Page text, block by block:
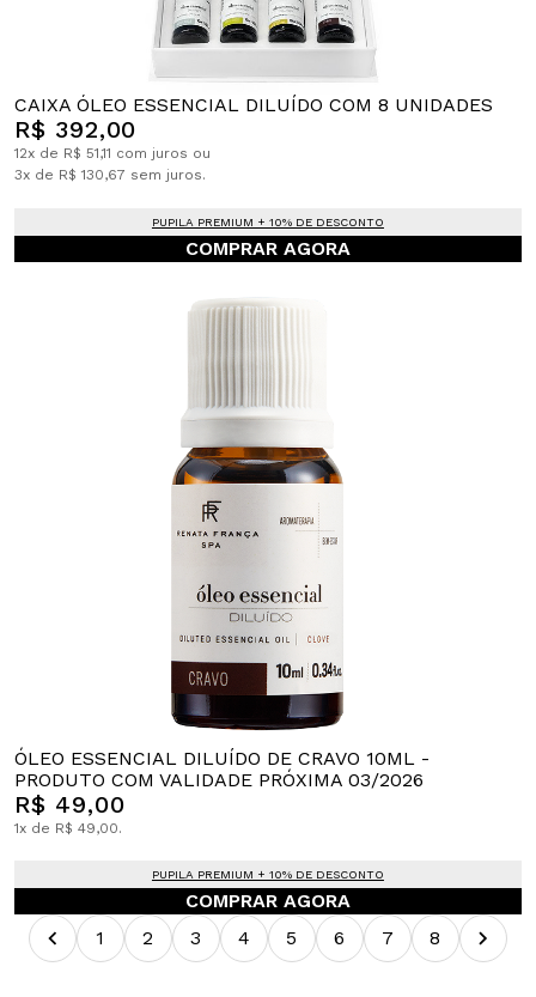
CAIXA ÓLEO ESSENCIAL DILUÍDO COM 8 UNIDADES
R$ 392,00
12x de R$ 51,11 com juros ou
3x de R$ 130,67 sem juros.
PUPILA PREMIUM + 10% DE DESCONTO
COMPRAR AGORA
ÓLEO ESSENCIAL DILUÍDO DE CRAVO 10ML -
PRODUTO COM VALIDADE PRÓXIMA 03/2026
R$ 49,00
1x de R$ 49,00.
PUPILA PREMIUM + 10% DE DESCONTO
COMPRAR AGORA
1
2 3 4 5 6 7 8